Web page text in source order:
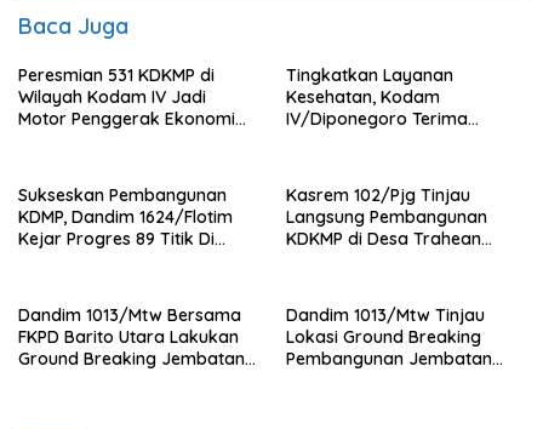
Baca Juga
Peresmian 531 KDKMP di
Wilayah Kodam IV Jadi
Motor Penggerak Ekonomi
Tingkatkan Layanan
Kesehatan, Kodam
IV/Diponegoro Terima
Sukseskan Pembangunan
KDMP, Dandim 1624/Flotim
Kejar Progres 89 Titik Di
Kasrem 102/Pjg Tinjau
Langsung Pembangunan
KDKMP di Desa Trahean
Dandim 1013/Mtw Bersama
FKPD Barito Utara Lakukan
Ground Breaking Jembatan
Dandim 1013/Mtw Tinjau
Lokasi Ground Breaking
Pembangunan Jembatan